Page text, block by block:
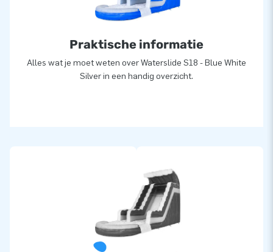
Praktische informatie
Alles wat je moet weten over Waterslide S18 - Blue White
Silver in een handig overzicht.